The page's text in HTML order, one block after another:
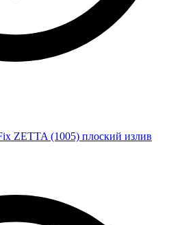
ZETTA (1005) плоский излив